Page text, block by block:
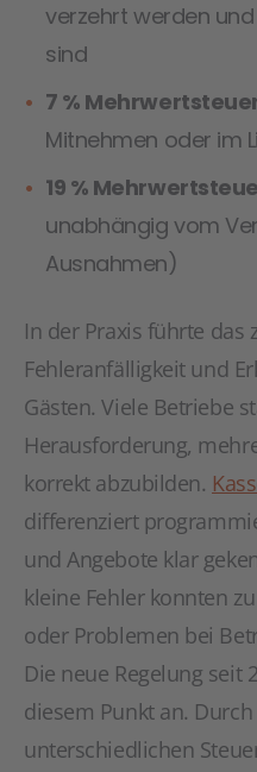
verzehrt werden
sind
7 %
Mitnehmen oder im
19 %
unabhängig vom
Ausnahmen)
In der Praxis führte das
Fehleranfälligkeit und
Gästen. Viele Betriebe
Herausforderung,
korrekt abzubilden.
differenziert
und Angebote klar
kleine Fehler konnten
oder Problemen bei
Die neue Regelung seit
diesem Punkt an.
unterschiedlichen